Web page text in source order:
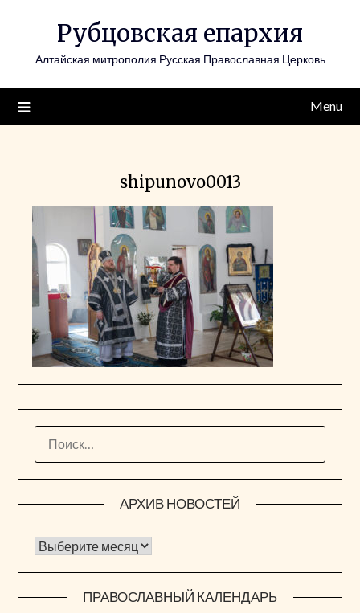
Рубцовская епархия
Алтайская митрополия Русская Православная Церковь
Menu
shipunovo0013
АРХИВ НОВОСТЕЙ
Архив новостей
ПРАВОСЛАВНЫЙ КАЛЕНДАРЬ